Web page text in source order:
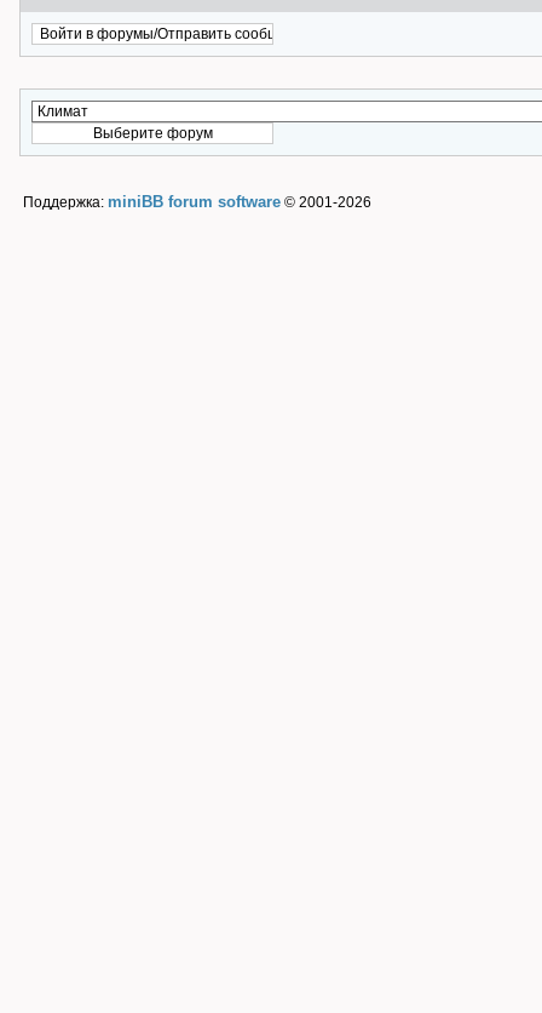
Поддержка: miniBB forum software © 2001-2026